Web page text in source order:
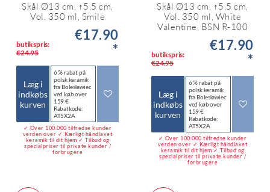
Skål Ø13 cm, ↑5,5 cm,
Vol. 350 ml, Smile
butikspris:
€24.95
€17.90
*
Læg i
indkøbs
kurven
6 % rabat på
polsk keramik
fra Bolesławiec
ved køb over
159 €
Rabatkode:
AT5X2A
✓ Over 100.000 tilfredse kunder
verden over ✓ Kærligt håndlavet
keramik til dit hjem ✓ Tilbud og
specialpriser til private kunder /
forbrugere
Skål Ø13 cm, ↑5,5 cm,
Vol. 350 ml, White
Valentine, BSN R-100
butikspris:
€24.95
€17.90
*
Læg i
indkøbs
kurven
6 % rabat på
polsk keramik
fra Bolesławiec
ved køb over
159 €
Rabatkode:
AT5X2A
✓ Over 100.000 tilfredse kunder
verden over ✓ Kærligt håndlavet
keramik til dit hjem ✓ Tilbud og
specialpriser til private kunder /
forbrugere